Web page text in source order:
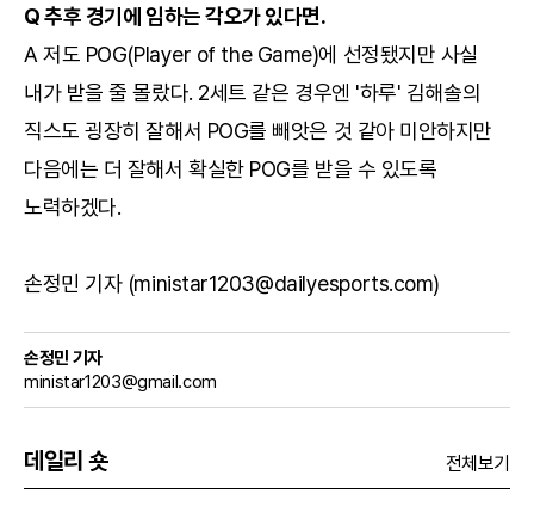
Q 추후 경기에 임하는 각오가 있다면.
A 저도 POG(Player of the Game)에 선정됐지만 사실
내가 받을 줄 몰랐다. 2세트 같은 경우엔 '하루' 김해솔의
직스도 굉장히 잘해서 POG를 빼앗은 것 같아 미안하지만
다음에는 더 잘해서 확실한 POG를 받을 수 있도록
노력하겠다.
손정민 기자 (ministar1203@dailyesports.com)
손정민 기자
ministar1203@gmail.com
데일리 숏 전체보기